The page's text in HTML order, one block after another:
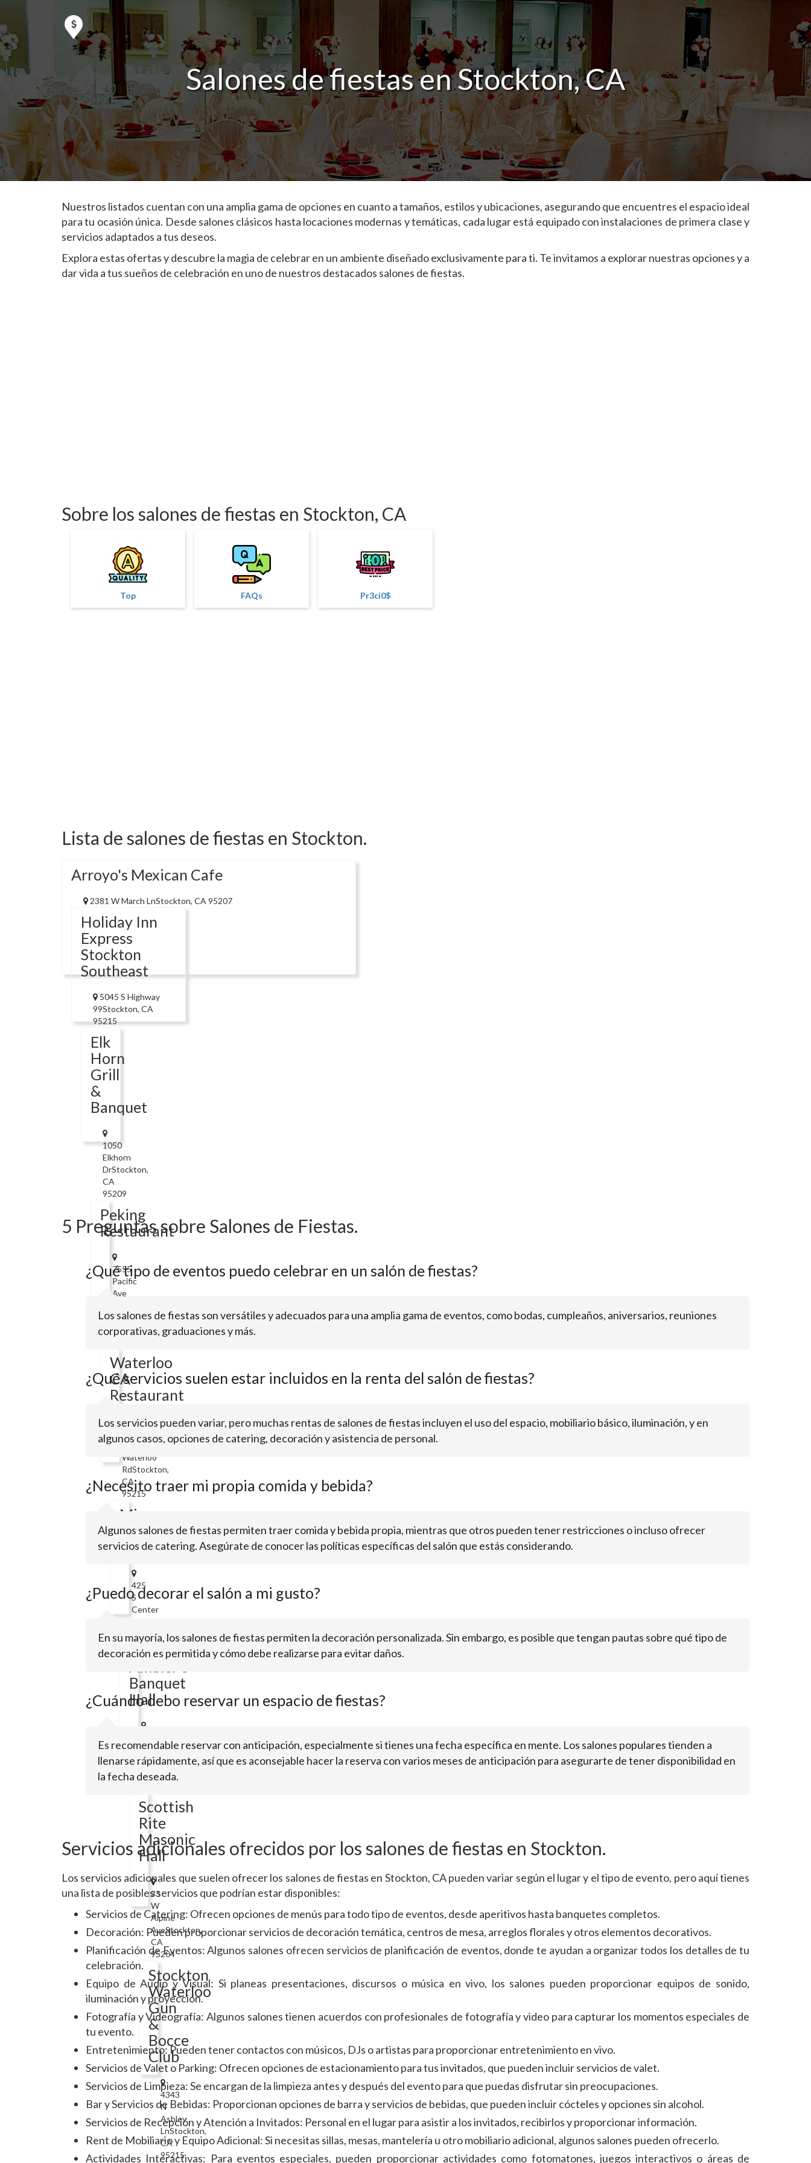
Salones de fiestas en Stockton, CA
Nuestros listados cuentan con una amplia gama de opciones en cuanto a tamaños, estilos y ubicaciones, asegurando que encuentres el espacio ideal
para tu ocasión única. Desde salones clásicos hasta locaciones modernas y temáticas, cada lugar está equipado con instalaciones de primera clase y
servicios adaptados a tus deseos.
Explora estas ofertas y descubre la magia de celebrar en un ambiente diseñado exclusivamente para ti. Te invitamos a explorar nuestras opciones y a
dar vida a tus sueños de celebración en uno de nuestros destacados salones de fiestas.
Sobre los salones de fiestas en Stockton, CA
Top FAQs Pr3ci0$
Lista de salones de fiestas en Stockton.
Arroyo's Mexican Cafe
2381 W March LnStockton, CA 95207
Holiday Inn
Express
Stockton
Southeast
5045 S Highway
99Stockton, CA
95215
Elk
Horn
Grill
&
Banquet
1050
Elkhorn
DrStockton,
CA
95209
Peking
Restaurant
7555
Pacific
Ave
115Stockton,
CA
Waterloo
CA
Restaurant
E
Waterloo
RdStockton,
CA
95215
Mi
Ranchito
Cafe
425
S
Center
95203
Banquet
Hall
Amblers
LnStockton,
CA
Scottish
Rite
Masonic
Hall
33
W
Alpine
AveStockton,
CA
95204
Stockton
Waterloo
Gun
&
Bocce
Club
4343
N
Ashley
LnStockton,
CA
95215
5 Preguntas sobre Salones de Fiestas.
¿Qué tipo de eventos puedo celebrar en un salón de fiestas?
Los salones de fiestas son versátiles y adecuados para una amplia gama de eventos, como bodas, cumpleaños, aniversarios, reuniones
corporativas, graduaciones y más.
¿Qué servicios suelen estar incluidos en la renta del salón de fiestas?
Los servicios pueden variar, pero muchas rentas de salones de fiestas incluyen el uso del espacio, mobiliario básico, iluminación, y en
algunos casos, opciones de catering, decoración y asistencia de personal.
¿Necesito traer mi propia comida y bebida?
Algunos salones de fiestas permiten traer comida y bebida propia, mientras que otros pueden tener restricciones o incluso ofrecer
servicios de catering. Asegúrate de conocer las políticas específicas del salón que estás considerando.
¿Puedo decorar el salón a mi gusto?
En su mayoría, los salones de fiestas permiten la decoración personalizada. Sin embargo, es posible que tengan pautas sobre qué tipo de
decoración es permitida y cómo debe realizarse para evitar daños.
¿Cuándo debo reservar un espacio de fiestas?
Es recomendable reservar con anticipación, especialmente si tienes una fecha específica en mente. Los salones populares tienden a
llenarse rápidamente, así que es aconsejable hacer la reserva con varios meses de anticipación para asegurarte de tener disponibilidad en
la fecha deseada.
Servicios adicionales ofrecidos por los salones de fiestas en Stockton.
Los servicios adicionales que suelen ofrecer los salones de fiestas en Stockton, CA pueden variar según el lugar y el tipo de evento, pero aquí tienes
una lista de posibles servicios que podrían estar disponibles:
Servicios de Catering: Ofrecen opciones de menús para todo tipo de eventos, desde aperitivos hasta banquetes completos.
Decoración: Pueden proporcionar servicios de decoración temática, centros de mesa, arreglos florales y otros elementos decorativos.
Planificación de Eventos: Algunos salones ofrecen servicios de planificación de eventos, donde te ayudan a organizar todos los detalles de tu
celebración.
Equipo de Audio y Visual: Si planeas presentaciones, discursos o música en vivo, los salones pueden proporcionar equipos de sonido,
iluminación y proyección.
Fotografía y Videografía: Algunos salones tienen acuerdos con profesionales de fotografía y video para capturar los momentos especiales de
tu evento.
Entretenimiento: Pueden tener contactos con músicos, DJs o artistas para proporcionar entretenimiento en vivo.
Servicios de Valet o Parking: Ofrecen opciones de estacionamiento para tus invitados, que pueden incluir servicios de valet.
Servicios de Limpieza: Se encargan de la limpieza antes y después del evento para que puedas disfrutar sin preocupaciones.
Bar y Servicios de Bebidas: Proporcionan opciones de barra y servicios de bebidas, que pueden incluir cócteles y opciones sin alcohol.
Servicios de Recepción y Atención a Invitados: Personal en el lugar para asistir a los invitados, recibirlos y proporcionar información.
Rent de Mobiliario y Equipo Adicional: Si necesitas sillas, mesas, mantelería u otro mobiliario adicional, algunos salones pueden ofrecerlo.
Actividades Interactivas: Para eventos especiales, pueden proporcionar actividades como fotomatones, juegos interactivos o áreas de